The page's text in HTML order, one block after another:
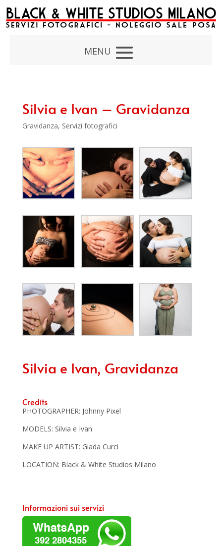
Silvia e Ivan – Gravidanza
Gravidanza, Servizi fotografici
Silvia e Ivan, Gravidanza
Credits
PHOTOGRAPHER: Johnny Pixel
MODELS: Silvia e Ivan
MAKE UP ARTIST: Giada Curci
LOCATION: Black & White Studios Milano
Informazioni sui servizi